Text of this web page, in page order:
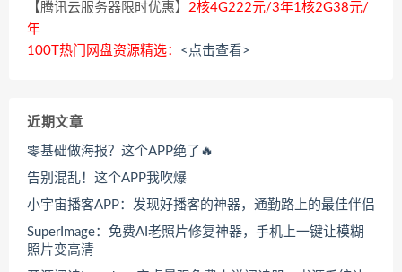
【腾讯云服务器限时优惠】 2核4G222元/3年1核2G38元/
年
100T热门网盘资源精选： <点击查看>
近期文章
零基础做海报？这个APP绝了🔥
告别混乱！这个APP我吹爆
小宇宙播客APP：发现好播客的神器，通勤路上的最佳伴侣
SuperImage：免费AI老照片修复神器，手机上一键让模糊
照片变高清